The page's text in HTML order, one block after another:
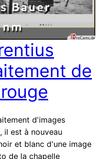
de
d'images
il est à nouveau
et blanc d'une image
de la chapelle